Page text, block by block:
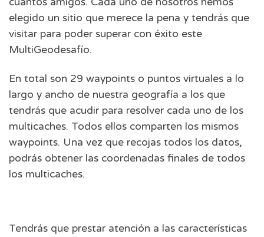
elegido un sitio que merece la pena y tendrás que
visitar para poder superar con éxito este
MultiGeodesafío.
En total son 29 waypoints o puntos virtuales a lo
largo y ancho de nuestra geografía a los que
tendrás que acudir para resolver cada uno de los
multicaches. Todos ellos comparten los mismos
waypoints. Una vez que recojas todos los datos,
podrás obtener las coordenadas finales de todos
los multicaches.
Tendrás que prestar atención a las características